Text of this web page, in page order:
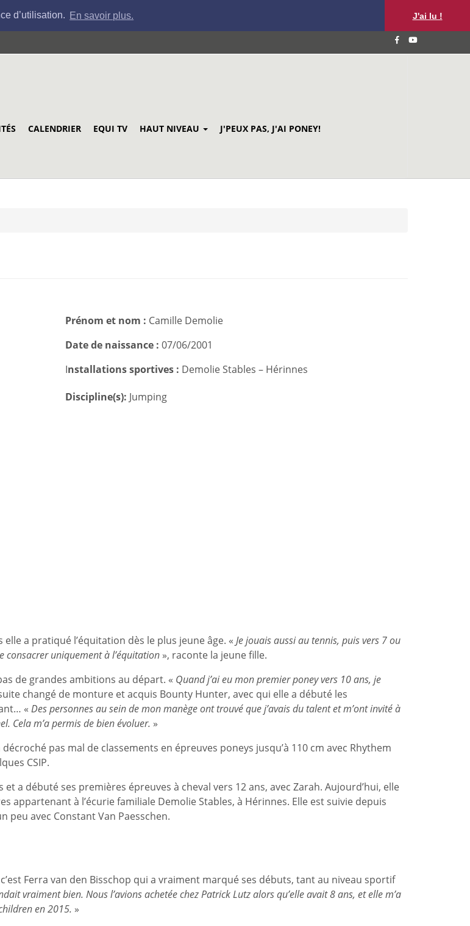
d’utilisation. En savoir plus. J'ai lu !
CALENDRIER EQUI TV HAUT NIVEAU J'PEUX PAS, J'AI PONEY!
Prénom et nom : Camille Demolie
Date de naissance : 07/06/2001
Installations sportives : Demolie Stables – Hérinnes
Discipline(s): Jumping
a pratiqué l’équitation dès le plus jeune âge. « Je jouais aussi au tennis, puis vers 7 ou
consacrer uniquement à l’équitation », raconte la jeune fille.
de grandes ambitions au départ. « Quand j’ai eu mon premier poney vers 10 ans, je
changé de monture et acquis Bounty Hunter, avec qui elle a débuté les
« Des personnes au sein de mon manège ont trouvé que j’avais du talent et m’ont invité à
Cela m’a permis de bien évoluer. »
pas mal de classements en épreuves poneys jusqu’à 110 cm avec Rhythem
CSIP.
a débuté ses premières épreuves à cheval vers 12 ans, avec Zarah. Aujourd’hui, elle
à l’écurie familiale Demolie Stables, à Hérinnes. Elle est suivie depuis
peu avec Constant Van Paesschen.
Ferra van den Bisschop qui a vraiment marqué ses débuts, tant au niveau sportif
vraiment bien. Nous l’avions achetée chez Patrick Lutz alors qu’elle avait 8 ans, et elle m’a
en 2015. »